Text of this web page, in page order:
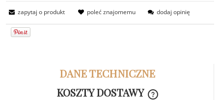
zapytaj o produkt poleć znajomemu dodaj opinię
DANE TECHNICZNE
KOSZTY DOSTAWY